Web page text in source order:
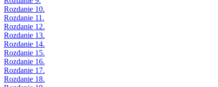
Rozdanie 10.
Rozdanie 11.
Rozdanie 12.
Rozdanie 13.
Rozdanie 14.
Rozdanie 15.
Rozdanie 16.
Rozdanie 17.
Rozdanie 18.